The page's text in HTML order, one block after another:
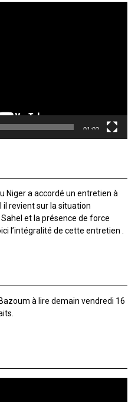
01:02
Niger a accordé un entretien à
il revient sur la situation
et la présence de force
l’intégralité de cette entretien .
à lire demain vendredi 16